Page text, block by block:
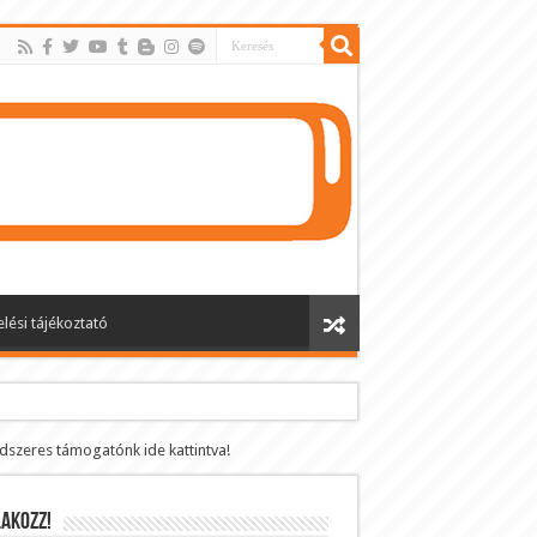
tájékoztató
támogatónk ide kattintva!